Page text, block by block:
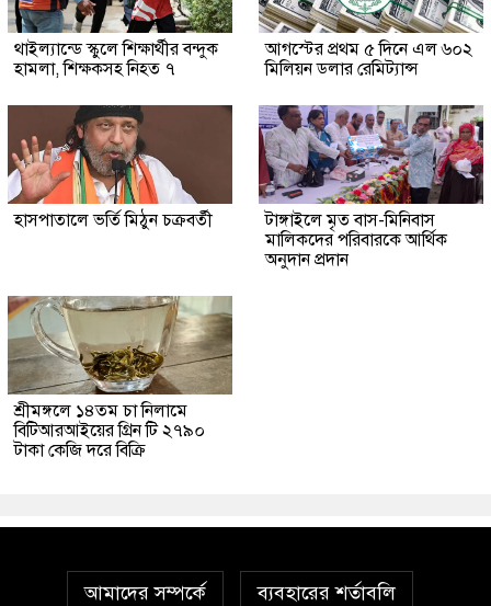
থাইল্যান্ডে স্কুলে শিক্ষার্থীর বন্দুক
হামলা, শিক্ষকসহ নিহত ৭
আগস্টের প্রথম ৫ দিনে এল ৬০২
মিলিয়ন ডলার রেমিট্যান্স
হাসপাতালে ভর্তি মিঠুন চক্রবর্তী
টাঙ্গাইলে মৃত বাস-মিনিবাস
মালিকদের পরিবারকে আর্থিক
অনুদান প্রদান
শ্রীমঙ্গলে ১৪তম চা নিলামে
বিটিআরআইয়ের গ্রিন টি ২৭৯০
টাকা কেজি দরে বিক্রি
আমাদের সম্পর্কে ব্যবহারের শর্তাবলি